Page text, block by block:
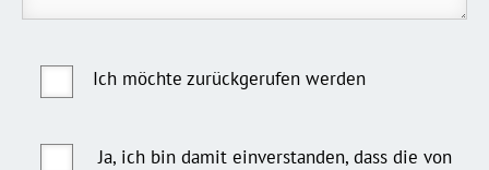
Ich möchte zurückgerufen werden
Ja, ich bin damit einverstanden, dass die von